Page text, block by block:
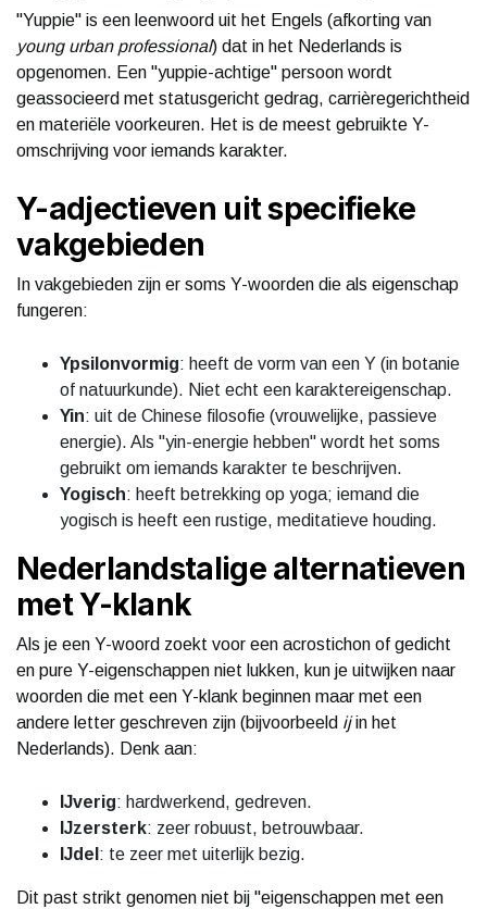
"Yuppie" is een leenwoord uit het Engels (afkorting van
young urban professional) dat in het Nederlands is
opgenomen. Een "yuppie-achtige" persoon wordt
geassocieerd met statusgericht gedrag, carrièregerichtheid
en materiële voorkeuren. Het is de meest gebruikte Y-
omschrijving voor iemands karakter.
Y-adjectieven uit specifieke
vakgebieden
In vakgebieden zijn er soms Y-woorden die als eigenschap
fungeren:
Ypsilonvormig: heeft de vorm van een Y (in botanie
of natuurkunde). Niet echt een karaktereigenschap.
Yin: uit de Chinese filosofie (vrouwelijke, passieve
energie). Als "yin-energie hebben" wordt het soms
gebruikt om iemands karakter te beschrijven.
Yogisch: heeft betrekking op yoga; iemand die
yogisch is heeft een rustige, meditatieve houding.
Nederlandstalige alternatieven
met Y-klank
Als je een Y-woord zoekt voor een acrostichon of gedicht
en pure Y-eigenschappen niet lukken, kun je uitwijken naar
woorden die met een Y-klank beginnen maar met een
andere letter geschreven zijn (bijvoorbeeld ijin het
Nederlands). Denk aan:
IJverig: hardwerkend, gedreven.
IJzersterk: zeer robuust, betrouwbaar.
IJdel : te zeer met uiterlijk bezig.
Dit past strikt genomen niet bij "eigenschappen met een